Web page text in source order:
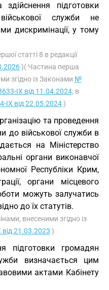
здійснення підготовки
служби не
дискримінації, у тому
статті 8 в редакції
)( Частина перша
згідно із Законами №
IX від 11.04.2024; в
IX від 22.05.2024)
та проведення
до військової служби в
на Міністерство
органи виконавчої
Республіки Крим,
органи місцевого
можуть залучатись
до їх статутів.
внесеними згідно із
21.03.2023 )
підготовки громадян
визначається цим
актами Кабінету